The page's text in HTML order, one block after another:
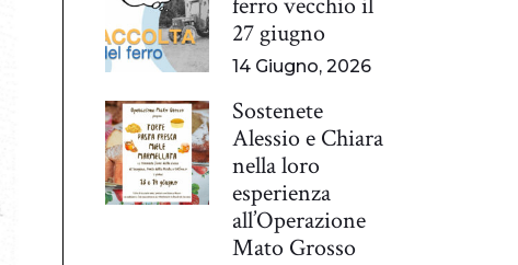
27 giugno
14 Giugno, 2026
Sostenete
Alessio e Chiara
nella loro
esperienza
all’Operazione
Mato Grosso